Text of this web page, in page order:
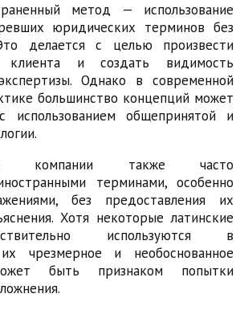
метод — использование
юридических терминов без
делается с целью произвести
клиента и создать видимость
Однако в современной
большинство концепций может
общепринятой и
компании также часто
терминами, особенно
без предоставления их
Хотя некоторые латинские
используются в
чрезмерное и необоснованное
быть признаком попытки